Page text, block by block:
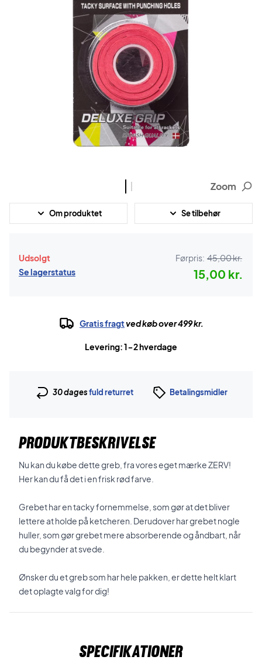
Zoom
Om produktet Se tilbehør
Udsolgt
Se lagerstatus
Førpris: 45,00 kr.
15,00 kr.
Gratis fragtved køb over 499 kr.
Levering: 1-2 hverdage
30 dagesfuld returret Betalingsmidler
PRODUKTBESKRIVELSE
Nu kan du købe dette greb, fra vores eget mærke ZERV!
Her kan du få det i en frisk rød farve.
Grebet har en tacky fornemmelse, som gør at det bliver
lettere at holde på ketcheren. Derudover har grebet nogle
huller, som gør grebet mere absorberende og åndbart, når
du begynder at svede.
Ønsker du et greb som har hele pakken, er dette helt klart
det oplagte valg for dig!
Specifikationer